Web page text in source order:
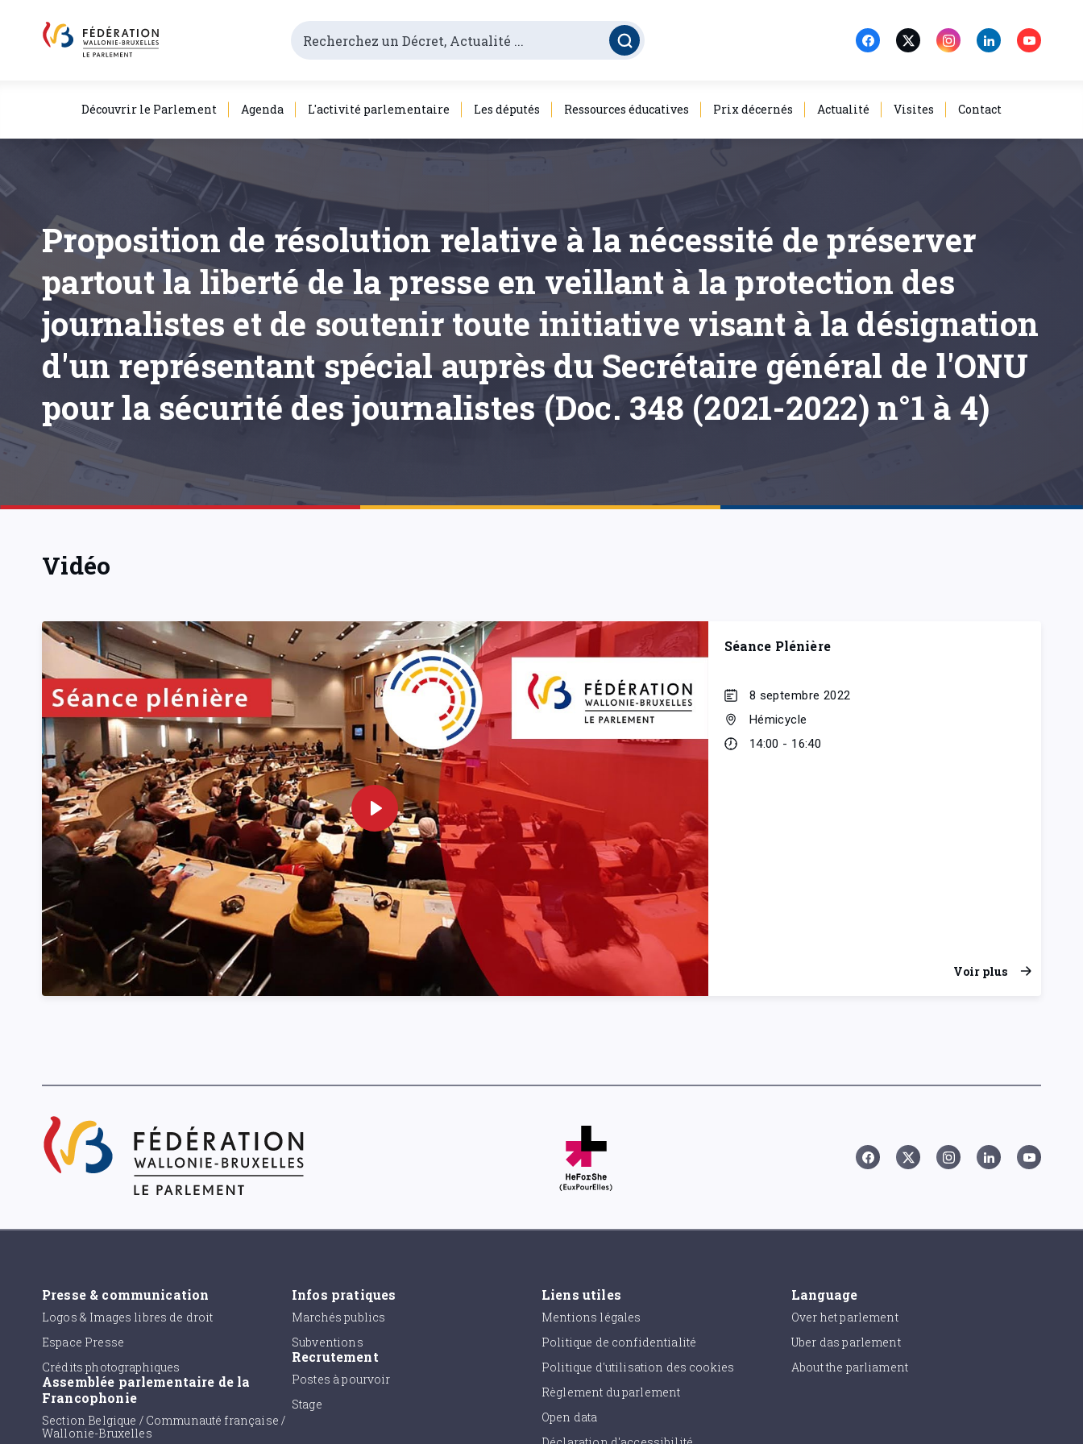
Découvrir le Parlement Agenda L'activité parlementaire Les députés Ressources éducatives Prix décernés Actualité Visites Contact
Proposition de résolution relative à la nécessité de préserver
partout la liberté de la presse en veillant à la protection des
journalistes et de soutenir toute initiative visant à la désignation
d'un représentant spécial auprès du Secrétaire général de l'ONU
pour la sécurité des journalistes (Doc. 348 (2021-2022) n°1 à 4)
Vidéo
Séance Plénière
8 septembre 2022
Hémicycle
14:00 - 16:40
Voir plus
Presse & communication
Logos & Images libres de droit
Espace Presse
Crédits photographiques
Assemblée parlementaire de la
Francophonie
Section Belgique / Communauté française /
Wallonie-Bruxelles
Infos pratiques
Marchés publics
Subventions
Recrutement
Postes à pourvoir
Stage
Liens utiles
Mentions légales
Politique de confidentialité
Politique d'utilisation des cookies
Règlement du parlement
Open data
Language
Over het parlement
Uber das parlement
About the parliament